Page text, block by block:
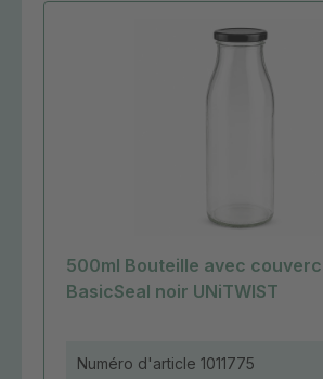
500ml Bouteille avec
BasicSeal noir UNiTWIST
Numéro d'article 1011775